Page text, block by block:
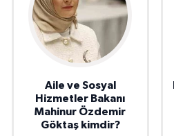
Aile ve Sosyal
Hizmetler Bakanı
Mahinur Özdemir
Göktaş kimdir?